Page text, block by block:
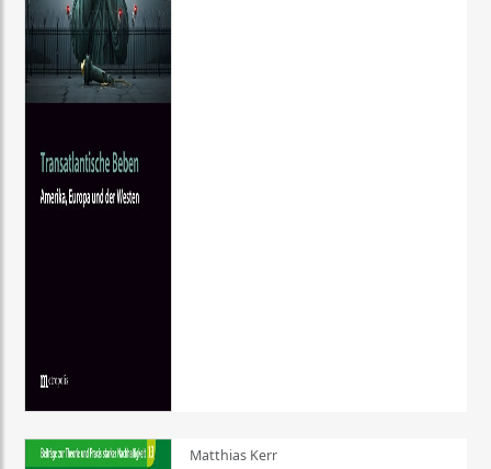
Matthias Kerr